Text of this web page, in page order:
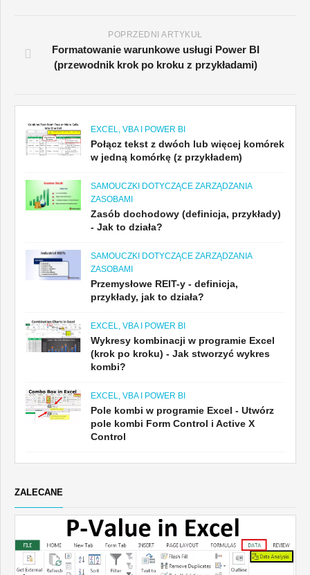
POPRZEDNI ARTYKUŁ
Formatowanie warunkowe usługi Power BI
(przewodnik krok po kroku z przykładami)
EXCEL, VBA I POWER BI
Połącz tekst z dwóch lub więcej komórek
w jedną komórkę (z przykładem)
SAMOUCZKI DOTYCZĄCE ZARZĄDZANIA
ZASOBAMI
Zasób dochodowy (definicja, przykłady)
- Jak to działa?
SAMOUCZKI DOTYCZĄCE ZARZĄDZANIA
ZASOBAMI
Przemysłowe REIT-y - definicja,
przykłady, jak to działa?
EXCEL, VBA I POWER BI
Wykresy kombinacji w programie Excel
(krok po kroku) - Jak stworzyć wykres
kombi?
EXCEL, VBA I POWER BI
Pole kombi w programie Excel - Utwórz
pole kombi Form Control i Active X
Control
ZALECANE